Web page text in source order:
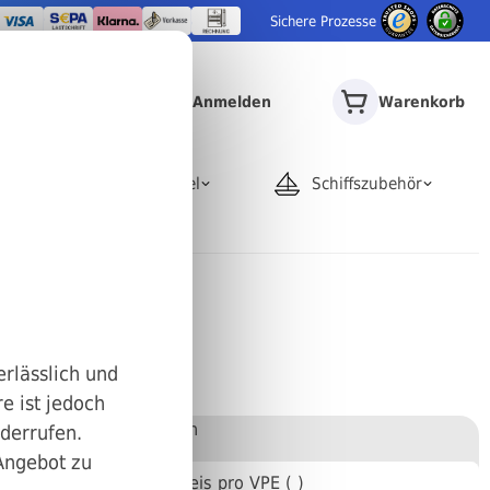
Sichere Prozesse
Anmelden Warenkorb
Rohrartikel Schiffszubehör
Stückweise bestellen
Preis pro VPE ( )
und
ist jedoch
zu